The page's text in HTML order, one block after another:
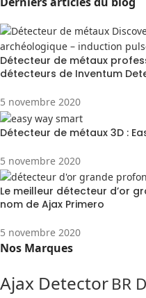
Détecteur de métaux
détecteurs de Inventum
5 novembre 2020
Détecteur de métaux 3D :
5 novembre 2020
Le meilleur détecteur d’or
nom de Ajax Primero
5 novembre 2020
Nos Marques
Ajax DetectorBR